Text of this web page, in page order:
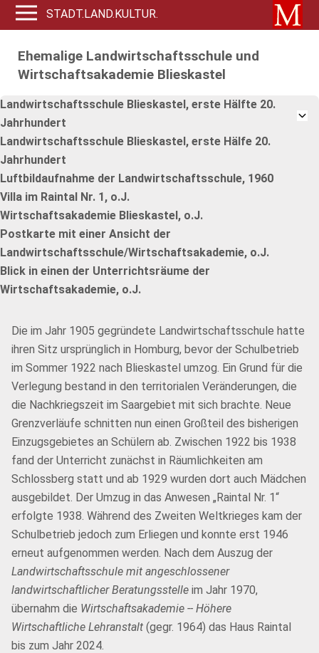
STADT.LAND.KULTUR.
Ehemalige Landwirtschaftsschule und
Wirtschaftsakademie Blieskastel
Landwirtschaftsschule Blieskastel, erste Hälfte 20.
Jahrhundert
Landwirtschaftsschule Blieskastel, erste Hälfe 20.
Jahrhundert
Luftbildaufnahme der Landwirtschaftsschule, 1960
Villa im Raintal Nr. 1, o.J.
Wirtschaftsakademie Blieskastel, o.J.
Postkarte mit einer Ansicht der
Landwirtschaftsschule/Wirtschaftsakademie, o.J.
Blick in einen der Unterrichtsräume der
Wirtschaftsakademie, o.J.
Die im Jahr 1905 gegründete Landwirtschaftsschule hatte
ihren Sitz ursprünglich in Homburg, bevor der Schulbetrieb
im Sommer 1922 nach Blieskastel umzog. Ein Grund für die
Verlegung bestand in den territorialen Veränderungen, die
die Nachkriegszeit im Saargebiet mit sich brachte. Neue
Grenzverläufe schnitten nun einen Großteil des bisherigen
Einzugsgebietes an Schülern ab. Zwischen 1922 bis 1938
fand der Unterricht zunächst in Räumlichkeiten am
Schlossberg statt und ab 1929 wurden dort auch Mädchen
ausgebildet. Der Umzug in das Anwesen „Raintal Nr. 1“
erfolgte 1938. Während des Zweiten Weltkrieges kam der
Schulbetrieb jedoch zum Erliegen und konnte erst 1946
erneut aufgenommen werden. Nach dem Auszug der
Landwirtschaftsschule mit angeschlossener
landwirtschaftlicher Beratungsstelle im Jahr 1970,
übernahm die Wirtschaftsakademie -- Höhere
Wirtschaftliche Lehranstalt (gegr. 1964) das Haus Raintal
bis zum Jahr 2024.